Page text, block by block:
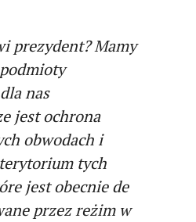
prezydent? Mamy
nas
jest ochrona
obwodach i
tych
jest obecnie de
przez reżim w